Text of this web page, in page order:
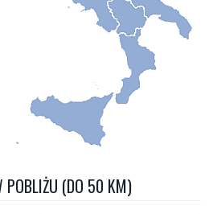
POBLIŻU (DO 50 KM)